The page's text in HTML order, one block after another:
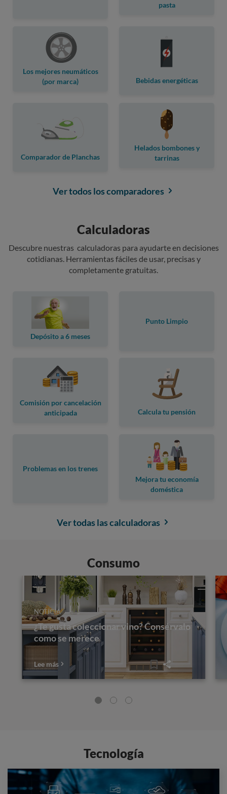
pasta
Los mejores neumáticos
(por marca)
Bebidas energéticas
Comparador de Planchas
Helados bombones y
tarrinas
Ver todos los comparadores
Calculadoras
Descubre nuestras calculadoras para ayudarte en decisiones
cotidianas. Herramientas fáciles de usar, precisas y
completamente gratuitas.
Depósito a 6 meses
Punto Limpio
Comisión por cancelación
anticipada
Calcula tu pensión
Problemas en los trenes
Mejora tu economía
doméstica
Ver todas las calculadoras
Consumo
NOTICIA
¿Te gusta coleccionar vino? Consérvalo
como se merece
Lee más
Tecnología